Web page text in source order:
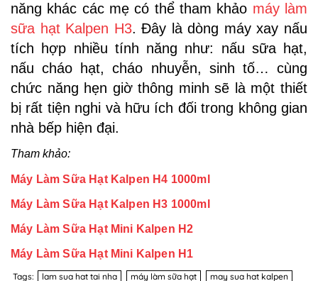
năng khác các mẹ có thể tham khảo máy làm
sữa hạt Kalpen H3. Đây là dòng máy xay nấu
tích hợp nhiều tính năng như: nấu sữa hạt,
nấu cháo hạt, cháo nhuyễn, sinh tố… cùng
chức năng hẹn giờ thông minh sẽ là một thiết
bị rất tiện nghi và hữu ích đối trong không gian
nhà bếp hiện đại.
Tham khảo:
Máy Làm Sữa Hạt Kalpen H4 1000ml
Máy Làm Sữa Hạt Kalpen H3 1000ml
Máy Làm Sữa Hạt Mini Kalpen H2
Máy Làm Sữa Hạt Mini Kalpen H1
Tags: lam sua hat tai nha máy làm sữa hạt may sua hat kalpen